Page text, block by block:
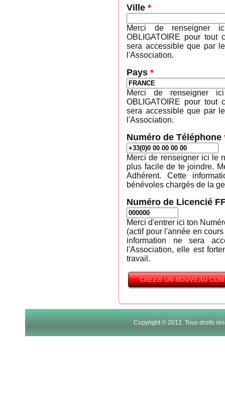
Ville *
Merci de renseigner
OBLIGATOIRE pour tout
sera accessible que par
l'Association.
Pays *
Merci de renseigner
OBLIGATOIRE pour tout
sera accessible que par
l'Association.
Numéro de Téléphone
Merci de renseigner ici le
plus facile de te joindre.
Adhérent. Cette
bénévoles chargés de la
Numéro de Licencié
Merci d'entrer ici ton
(actif pour l'année en
information ne sera
l'Association, elle est
travail.
Copyright © 2012. Tous droits